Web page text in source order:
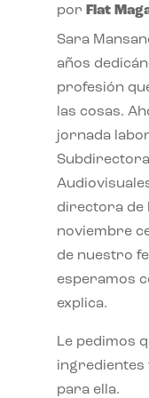
por Flat
Sara
años
profesión
las cosas.
jornada
directora de
noviembre
de nuestro
esperamos
explica.
Le pedimos
ingredientes
para ella.